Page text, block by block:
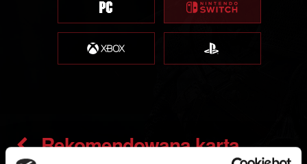
Rekomendowana karta